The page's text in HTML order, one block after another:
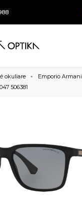
okuliare
Emporio Armani
506381